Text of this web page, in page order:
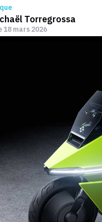
Torregrossa
18 mars 2026